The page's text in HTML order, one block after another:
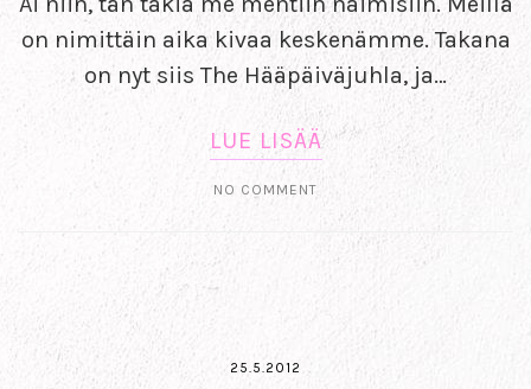
on nimittäin aika kivaa keskenämme. Takana
on nyt siis The Hääpäiväjuhla, ja…
LUE LISÄÄ
NO COMMENT
25.5.2012